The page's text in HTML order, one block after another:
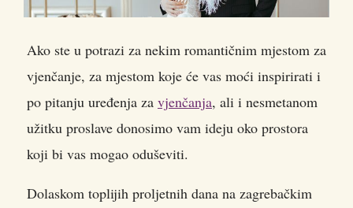
Ako ste u potrazi za nekim romantičnim mjestom za
vjenčanje, za mjestom koje će vas moći inspirirati i
po pitanju uređenja za vjenčanja, ali i nesmetanom
užitku proslave donosimo vam ideju oko prostora
koji bi vas mogao oduševiti.
Dolaskom toplijih proljetnih dana na zagrebačkim